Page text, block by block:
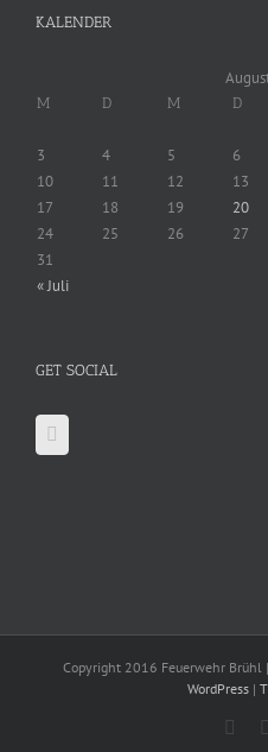
KALENDER
M D M D
3
4 5 6
10
11 12 13
17
18 19 20
24
25 26 27
31
« Juli
GET SOCIAL
Copyright 2016 Feuerwehr Brühl
WordPress|